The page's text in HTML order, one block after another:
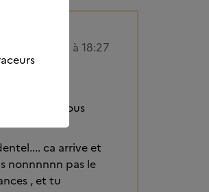
09/02/2022 à 18:27
je vous
ca arrive et
nonnnnnn pas le
, et tu